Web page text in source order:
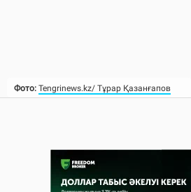
Фото: Tengrinews.kz/ Тұрар Қазанғапов